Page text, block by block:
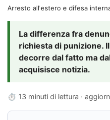
Arresto all'estero e difesa
La differenza fra
richiesta di punizione.
decorre dal fatto ma
acquisisce notizia.
⏱ 13 minuti di lettura ·